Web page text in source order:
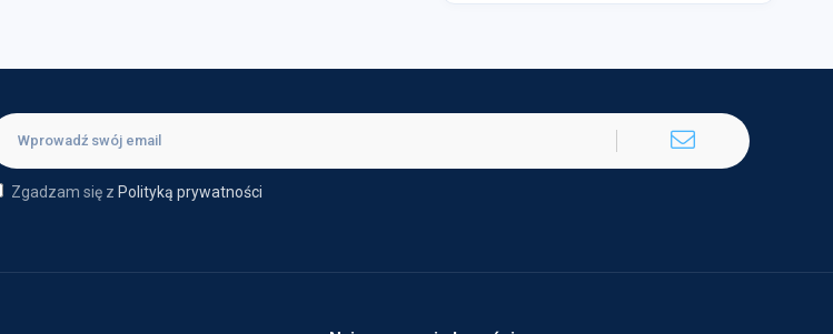
Zgadzam się z Polityką prywatności